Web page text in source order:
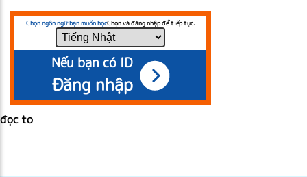
Chọn ngôn ngữ bạn muốn họcChọn và đăng nhập để tiếp tục.
Nếu bạn có ID
Đăng nhập
đọc to